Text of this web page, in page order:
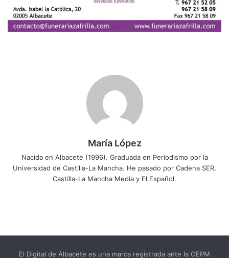
María López
Nacida en Albacete (1996). Graduada en Periodismo por la
Universidad de Castilla-La Mancha. He pasado por Cadena SER,
Castilla-La Mancha Media y El Español.
El Digital de Albacete es una marca registrada ante la OEPM